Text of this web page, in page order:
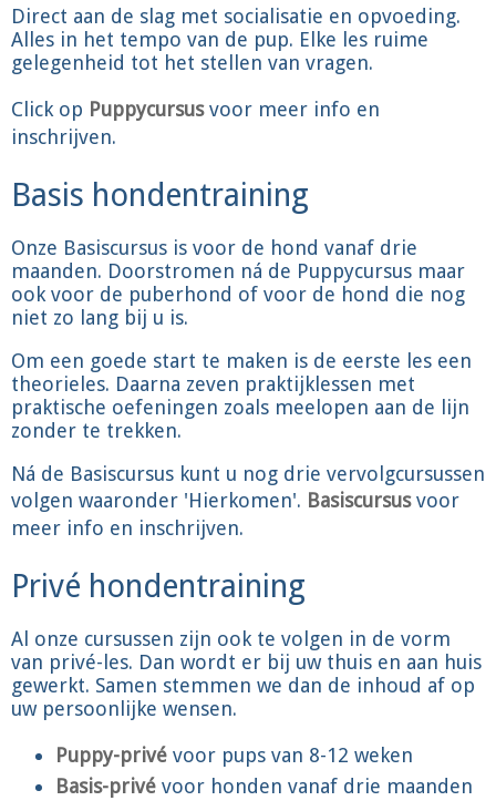
Direct aan de slag met socialisatie en opvoeding.
Alles in het tempo van de pup. Elke les ruime
gelegenheid tot het stellen van vragen.
Click op Puppycursusvoor meer info en
inschrijven.
Basis hondentraining
Onze Basiscursus is voor de hond vanaf drie
maanden. Doorstromen ná de Puppycursus maar
ook voor de puberhond of voor de hond die nog
niet zo lang bij u is.
Om een goede start te maken is de eerste les een
theorieles. Daarna zeven praktijklessen met
praktische oefeningen zoals meelopen aan de lijn
zonder te trekken.
Ná de Basiscursus kunt u nog drie vervolgcursussen
volgen waaronder 'Hierkomen'. Basiscursusvoor
meer info en inschrijven.
Privé hondentraining
Al onze cursussen zijn ook te volgen in de vorm
van privé-les. Dan wordt er bij uw thuis en aan huis
gewerkt. Samen stemmen we dan de inhoud af op
uw persoonlijke wensen.
Puppy-privé voor pups van 8-12 weken
Basis-privé voor honden vanaf drie maanden